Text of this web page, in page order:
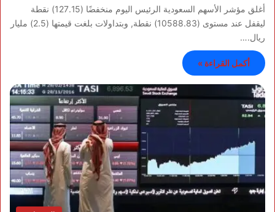
أغلق مؤشر الأسهم السعودية الرئيس اليوم منخفضًا (127.15) نقطة
ليقفل عند مستوى (10588.83) نقطة, وبتداولات بلغت قيمتها (2.5) مليار
ريال.…
أكمل القراءة »